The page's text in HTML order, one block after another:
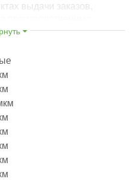
выдачи заказов,
SWS. В
различные варианты по
подобрать
отходов, так и для
универсальным для
сочетанию
и
материалов.